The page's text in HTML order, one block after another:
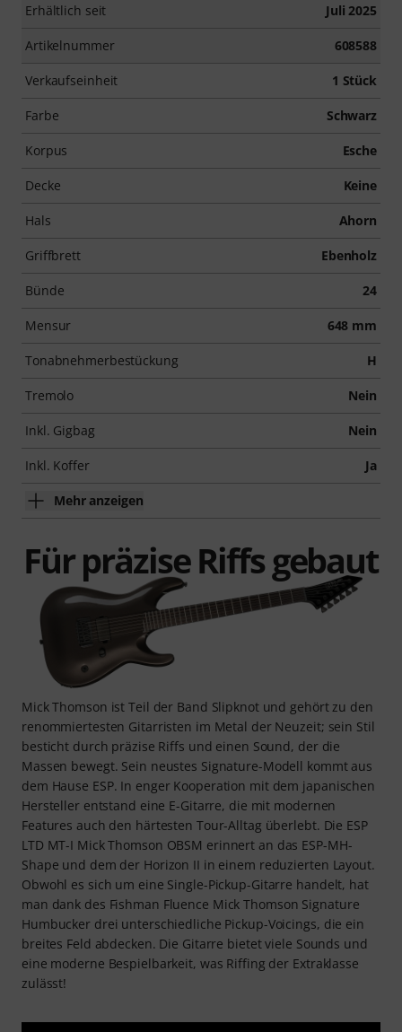
Erhältlich seit Juli 2025
Artikelnummer 608588
Verkaufseinheit 1 Stück
Farbe Schwarz
Korpus Esche
Decke Keine
Hals Ahorn
Griffbrett Ebenholz
Bünde 24
Mensur 648 mm
Tonabnehmerbestückung H
Tremolo Nein
Inkl. Gigbag Nein
Inkl. Koffer Ja
Mehr anzeigen
Für präzise Riffs gebaut
Mick Thomson ist Teil der Band Slipknot und gehört zu den
renommiertesten Gitarristen im Metal der Neuzeit; sein Stil
besticht durch präzise Riffs und einen Sound, der die
Massen bewegt. Sein neustes Signature-Modell kommt aus
dem Hause ESP. In enger Kooperation mit dem japanischen
Hersteller entstand eine E-Gitarre, die mit modernen
Features auch den härtesten Tour-Alltag überlebt. Die ESP
LTD MT-I Mick Thomson OBSM erinnert an das ESP-MH-
Shape und dem der Horizon II in einem reduzierten Layout.
Obwohl es sich um eine Single-Pickup-Gitarre handelt, hat
man dank des Fishman Fluence Mick Thomson Signature
Humbucker drei unterschiedliche Pickup-Voicings, die ein
breites Feld abdecken. Die Gitarre bietet viele Sounds und
eine moderne Bespielbarkeit, was Riffing der Extraklasse
zulässt!